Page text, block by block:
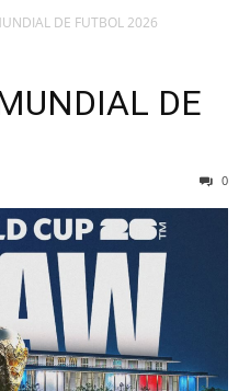
DE FUTBOL 2026
DE
0